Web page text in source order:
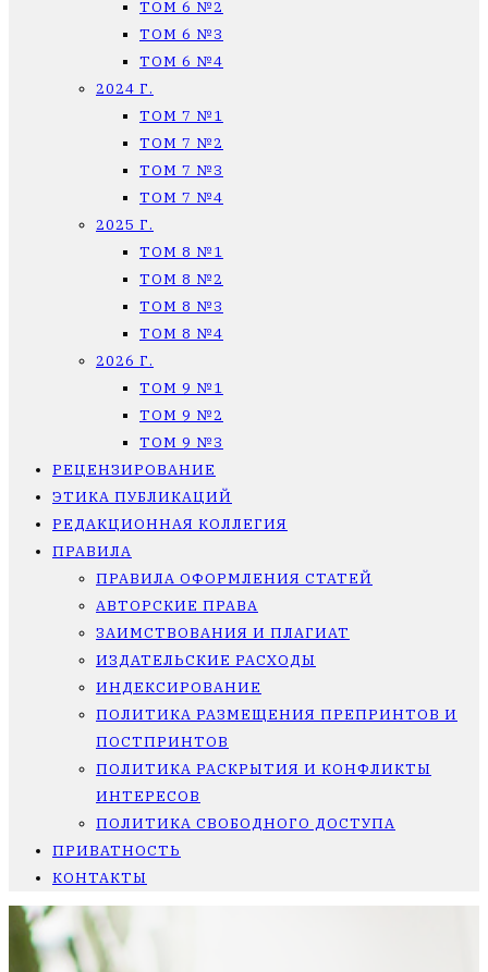
ТОМ 6 №2
ТОМ 6 №3
ТОМ 6 №4
2024 Г.
ТОМ 7 №1
ТОМ 7 №2
ТОМ 7 №3
ТОМ 7 №4
2025 Г.
ТОМ 8 №1
ТОМ 8 №2
ТОМ 8 №3
ТОМ 8 №4
2026 Г.
ТОМ 9 №1
ТОМ 9 №2
ТОМ 9 №3
РЕЦЕНЗИРОВАНИЕ
ЭТИКА ПУБЛИКАЦИЙ
РЕДАКЦИОННАЯ КОЛЛЕГИЯ
ПРАВИЛА
ПРАВИЛА ОФОРМЛЕНИЯ СТАТЕЙ
АВТОРСКИЕ ПРАВА
ЗАИМСТВОВАНИЯ И ПЛАГИАТ
ИЗДАТЕЛЬСКИЕ РАСХОДЫ
ИНДЕКСИРОВАНИЕ
ПОЛИТИКА РАЗМЕЩЕНИЯ ПРЕПРИНТОВ И
ПОСТПРИНТОВ
ПОЛИТИКА РАСКРЫТИЯ И КОНФЛИКТЫ
ИНТЕРЕСОВ
ПОЛИТИКА СВОБОДНОГО ДОСТУПА
ПРИВАТНОСТЬ
КОНТАКТЫ